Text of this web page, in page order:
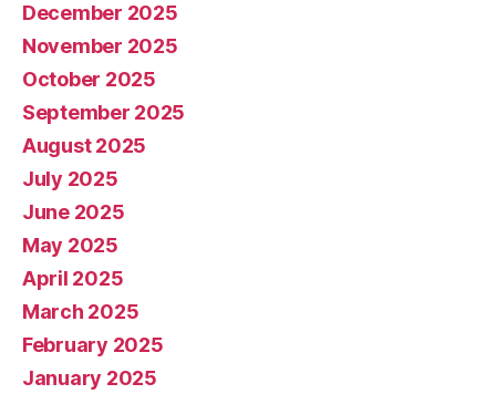
December 2025
November 2025
October 2025
September 2025
August 2025
July 2025
June 2025
May 2025
April 2025
March 2025
February 2025
January 2025